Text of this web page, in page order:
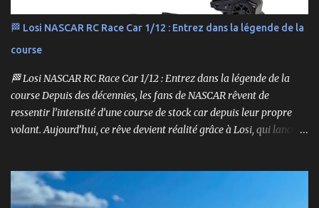
🏁 Losi NASCAR RC Race Car 1/12 : Entrez dans la légende de la
course
🏁 Losi NASCAR RC Race Car 1/12 : Entrez dans la légende de la
course Depuis des décennies, les fans de NASCAR rêvent de
ressentir l’intensité d’une course de stock car depuis leur propre
volant. Aujourd’hui, ce rêve devient réalité grâce à Losi, qui lance
foncer sur n’importe quelle surface plate. Voici le Losi NASCAR RC
Race Car , dans sa version Ryan Blaney No. 12 Advance Auto Parts